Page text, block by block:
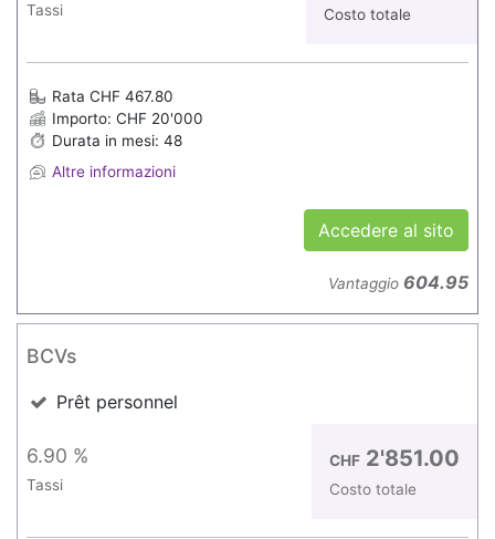
Tassi Costo totale
Rata CHF 467.80
Importo: CHF 20'000
Durata in mesi: 48
Altre informazioni
Accedere al sito
Vantaggio 604.95
BCVs
Prêt personnel
6.90 %
Tassi
CHF 2'851.00
Costo totale